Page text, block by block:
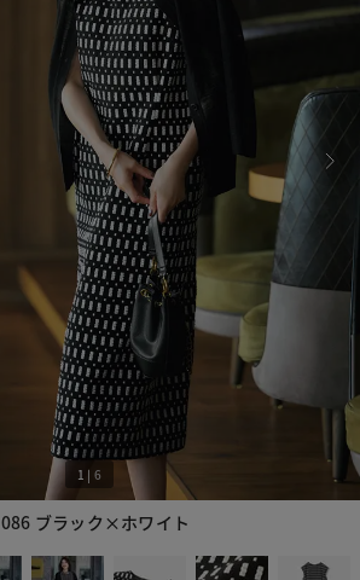
086 ブラック×ホワイト
1 | 6